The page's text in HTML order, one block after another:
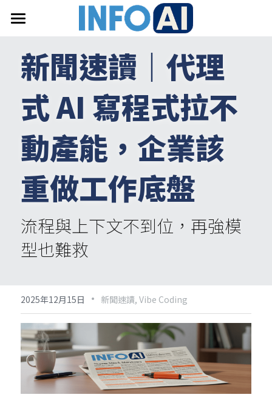
關於InfoAI
訂閱電子報
最新文章
搜索
email聯絡
新聞速讀｜代理
式 AI 寫程式拉不
動產能，企業該
重做工作底盤
流程與上下文不到位，再強模
型也難救
2025年12月15日 · 新聞速讀, Vibe Coding